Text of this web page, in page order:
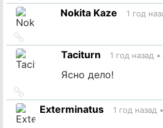
на
источникNokita Kaze 1 год
на
источник Taciturn 1 год назад •
Ясно дело!
на
источник
Exterminatus 1 год назад •